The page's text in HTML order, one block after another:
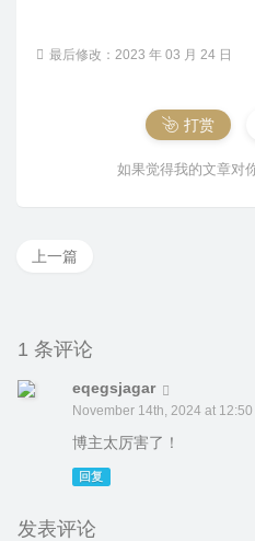
最后修改：2023 年 03 月 24 日
打赏
如果觉得我的文章对
上一篇
1 条评论
eqegsjagar
November 14th, 2024 at 12:50
博主太厉害了！
回复
发表评论